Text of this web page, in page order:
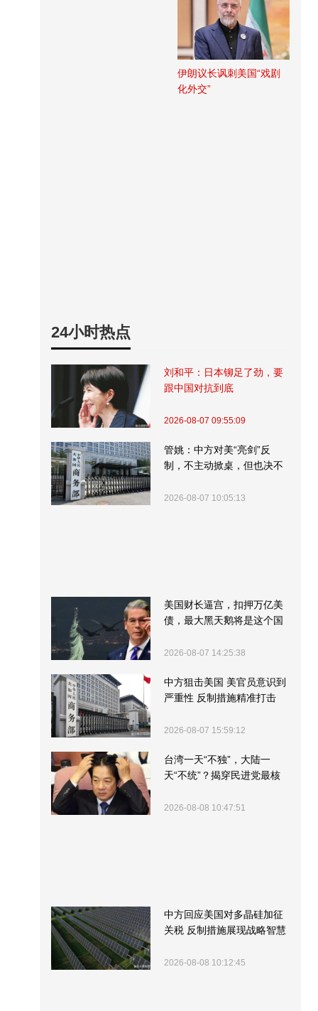
伊朗议长讽刺美国“戏剧
化外交”
24小时热点
刘和平：日本铆足了劲，要
跟中国对抗到底
2026-08-07 09:55:09
管姚：中方对美“亮剑”反
制，不主动掀桌，但也决不
2026-08-07 10:05:13
美国财长逼宫，扣押万亿美
债，最大黑天鹅将是这个国
2026-08-07 14:25:38
中方狙击美国 美官员意识到
严重性 反制措施精准打击
2026-08-07 15:59:12
台湾一天“不独”，大陆一
天“不统”？揭穿民进党最核
2026-08-08 10:47:51
中方回应美国对多晶硅加征
关税 反制措施展现战略智慧
2026-08-08 10:12:45